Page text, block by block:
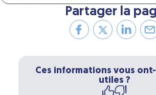
Partager la
Ces informations vous
utiles ?